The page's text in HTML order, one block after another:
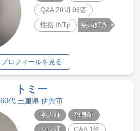
Q&A 20問 96答
性格 INTp 乗馬好き
プロフィールを見る
トミー
60代 三重県 伊賀市
本人証
独身証
クレ証
Q&A 1答